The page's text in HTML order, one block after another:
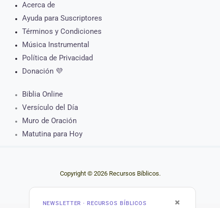
×
NEWSLETTER · RECURSOS BÍBLICOS
Acerca de
Ayuda para Suscriptores
Términos y Condiciones
Música Instrumental
Política de Privacidad
Donación 💜
Biblia Online
Versículo del Día
Muro de Oración
Matutina para Hoy
Copyright © 2026 Recursos Bíblicos.